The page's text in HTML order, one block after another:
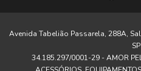
Avenida Tabelião Passarela, 288A,
SP
34.185.297/0001-29 - AMOR